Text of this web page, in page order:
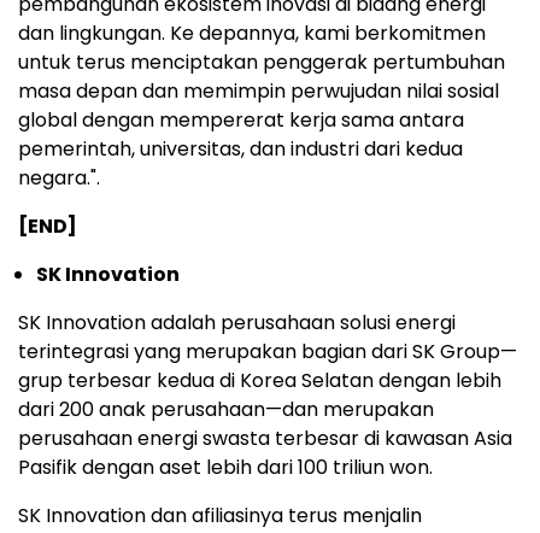
dan lingkungan. Ke depannya, kami berkomitmen
untuk terus menciptakan penggerak pertumbuhan
masa depan dan memimpin perwujudan nilai sosial
global dengan mempererat kerja sama antara
pemerintah, universitas, dan industri dari kedua
negara.".
[END]
SK Innovation
SK Innovation adalah perusahaan solusi energi
terintegrasi yang merupakan bagian dari SK Group—
grup terbesar kedua di Korea Selatan dengan lebih
dari 200 anak perusahaan—dan merupakan
perusahaan energi swasta terbesar di kawasan Asia
Pasifik dengan aset lebih dari 100 triliun won.
SK Innovation dan afiliasinya terus menjalin